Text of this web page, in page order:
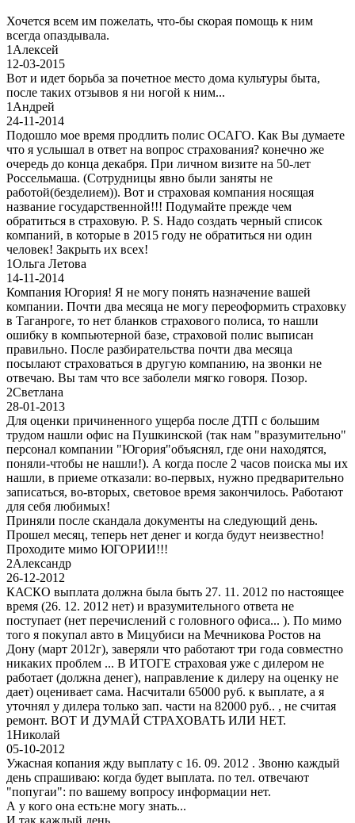
Хочется всем им пожелать, что-бы скорая помощь к ним
всегда опаздывала.
1 Алексей
12-03-2015
Вот и идет борьба за почетное место дома культуры быта,
после таких отзывов я ни ногой к ним...
1 Андрей
24-11-2014
Подошло мое время продлить полис ОСАГО. Как Вы думаете
что я услышал в ответ на вопрос страхования? конечно же
очередь до конца декабря. При личном визите на 50-лет
Россельмаша. (Сотрудницы явно были заняты не
работой(безделием)). Вот и страховая компания носящая
название государственной!!! Подумайте прежде чем
обратиться в страховую. P. S. Надо создать черный список
компаний, в которые в 2015 году не обратиться ни один
человек! Закрыть их всех!
1Ольга Летова
14-11-2014
Компания Югория! Я не могу понять назначение вашей
компании. Почти два месяца не могу переоформить страховку
в Таганроге, то нет бланков страхового полиса, то нашли
ошибку в компьютерной базе, страховой полис выписан
правильно. После разбирательства почти два месяца
посылают страховаться в другую компанию, на звонки не
отвечаю. Вы там что все заболели мягко говоря. Позор.
2Светлана
28-01-2013
Для оценки причиненного ущерба после ДТП с большим
трудом нашли офис на Пушкинской (так нам "вразумительно"
персонал компании "Югория"объяснял, где они находятся,
поняли-чтобы не нашли!). А когда после 2 часов поиска мы их
нашли, в приеме отказали: во-первых, нужно предварительно
записаться, во-вторых, световое время закончилось. Работают
для себя любимых!
Приняли после скандала документы на следующий день.
Прошел месяц, теперь нет денег и когда будут неизвестно!
Проходите мимо ЮГОРИИ!!!
2Александр
26-12-2012
КАСКО выплата должна была быть 27. 11. 2012 по настоящее
время (26. 12. 2012 нет) и вразумительного ответа не
поступает (нет перечислений с головного офиса... ). По мимо
того я покупал авто в Мицубиси на Мечникова Ростов на
Дону (март 2012г), заверяли что работают три года совместно
никаких проблем ... В ИТОГЕ страховая уже с дилером не
работает (должна денег), направление к дилеру на оценку не
дает) оценивает сама. Насчитали 65000 руб. к выплате, а я
уточнял у дилера только зап. части на 82000 руб.. , не считая
ремонт. ВОТ И ДУМАЙ СТРАХОВАТЬ ИЛИ НЕТ.
1Николай
05-10-2012
Ужасная копания жду выплату с 16. 09. 2012 . Звоню каждый
день спрашиваю: когда будет выплата. по тел. отвечают
"попугаи": по вашему вопросу информации нет.
А у кого она есть:не могу знать...
И так каждый день.